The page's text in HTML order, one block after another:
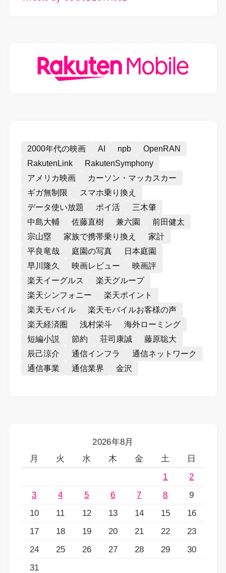
2000年代の映画 AI npb
OpenRAN
RakutenLink
RakutenSymphony
アメリカ映画
カーソン・マッカスカー
ギガ無制限
スマホ乗り換え
データ使い放題
ポイ活
三木肇
中島大輔
佐藤直樹 兼六園
前田健太
宗山塁
家族で携帯乗り換え
家計
平良竜哉
庭園の写真
日本庭園
早川隆久
映画レビュー
映画評
楽天イーグルス
楽天グループ
楽天シンフォニー
楽天ポイント
楽天モバイル
楽天モバイルお客様の声
楽天経済圏
浅村栄斗
海外ローミング
短編小説
節約 荘司康誠
藤原聡大
辰己涼介
通信インフラ
通信ネットワーク
通信事業
通信業界 金沢
2026年8月
月
火 水 木 金 土
日
1
2
3
4 5 6 7 8
9
10
11 12 13 14 15
16
17
18 19 20 21 22
23
24
25 26 27 28 29
30
31